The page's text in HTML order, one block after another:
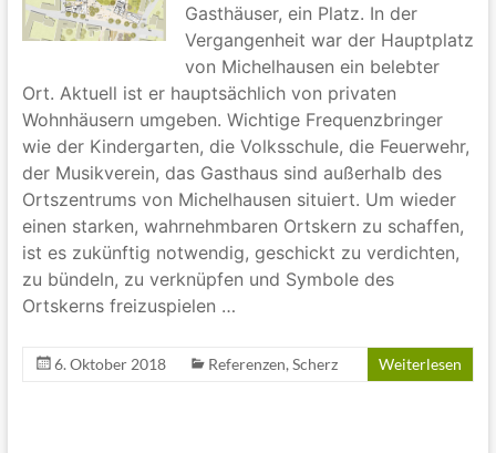
Gasthäuser, ein Platz. In der
Vergangenheit war der Hauptplatz
von Michelhausen ein belebter
Ort. Aktuell ist er hauptsächlich von privaten
Wohnhäusern umgeben. Wichtige Frequenzbringer
wie der Kindergarten, die Volksschule, die Feuerwehr,
der Musikverein, das Gasthaus sind außerhalb des
Ortszentrums von Michelhausen situiert. Um wieder
einen starken, wahrnehmbaren Ortskern zu schaffen,
ist es zukünftig notwendig, geschickt zu verdichten,
zu bündeln, zu verknüpfen und Symbole des
Ortskerns freizuspielen …
6. Oktober 2018 Referenzen, Scherz Weiterlesen